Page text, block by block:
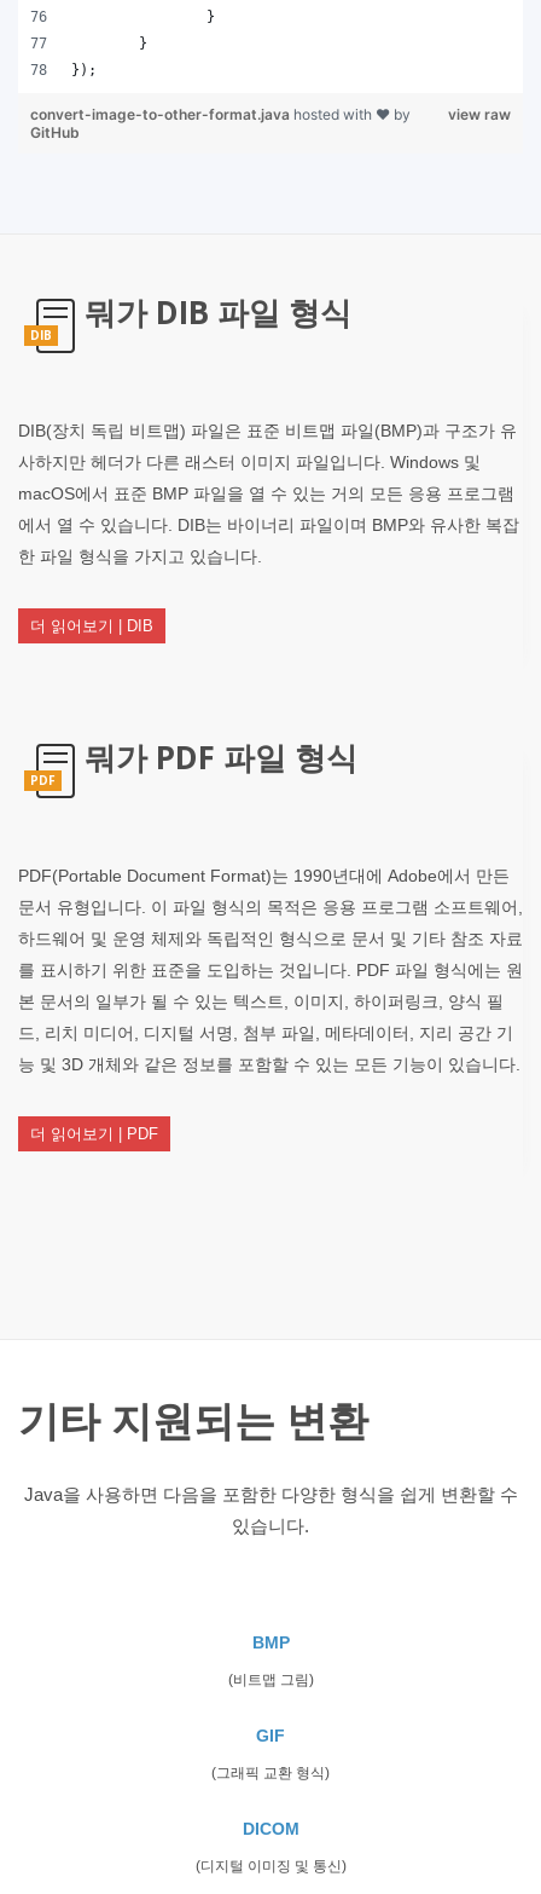
		}
	}
});
view raw
convert-image-to-other-format.java hosted with ❤ by
GitHub
DIB
뭐가 DIB 파일 형식
DIB(장치 독립 비트맵) 파일은 표준 비트맵 파일(BMP)과 구조가 유
사하지만 헤더가 다른 래스터 이미지 파일입니다. Windows 및
macOS에서 표준 BMP 파일을 열 수 있는 거의 모든 응용 프로그램
에서 열 수 있습니다. DIB는 바이너리 파일이며 BMP와 유사한 복잡
한 파일 형식을 가지고 있습니다.
더 읽어보기 | DIB
PDF
뭐가 PDF 파일 형식
PDF(Portable Document Format)는 1990년대에 Adobe에서 만든
문서 유형입니다. 이 파일 형식의 목적은 응용 프로그램 소프트웨어,
하드웨어 및 운영 체제와 독립적인 형식으로 문서 및 기타 참조 자료
를 표시하기 위한 표준을 도입하는 것입니다. PDF 파일 형식에는 원
본 문서의 일부가 될 수 있는 텍스트, 이미지, 하이퍼링크, 양식 필
드, 리치 미디어, 디지털 서명, 첨부 파일, 메타데이터, 지리 공간 기
능 및 3D 개체와 같은 정보를 포함할 수 있는 모든 기능이 있습니다.
더 읽어보기 | PDF
기타 지원되는 변환
Java을 사용하면 다음을 포함한 다양한 형식을 쉽게 변환할 수
있습니다.
BMP
(비트맵 그림)
GIF
(그래픽 교환 형식)
DICOM
(디지털 이미징 및 통신)